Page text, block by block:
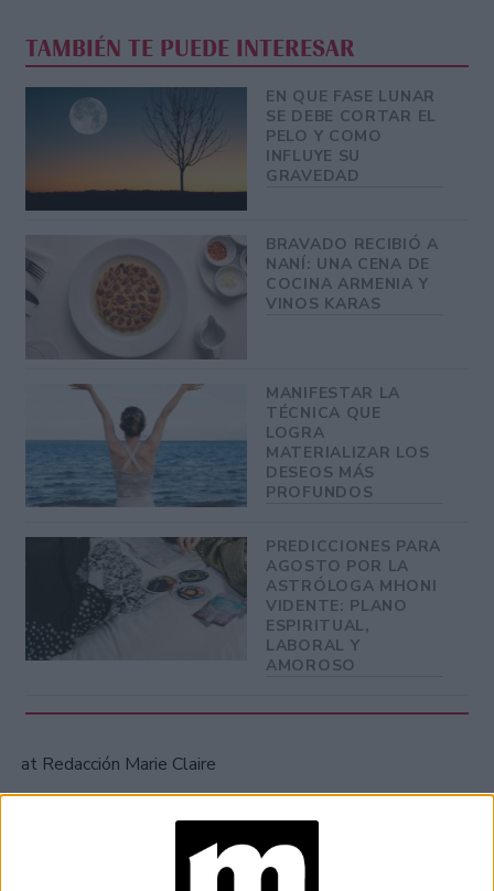
TAMBIÉN TE PUEDE INTERESAR
EN QUE FASE LUNAR
SE DEBE CORTAR EL
PELO Y COMO
INFLUYE SU
GRAVEDAD
BRAVADO RECIBIÓ A
NANÍ: UNA CENA DE
COCINA ARMENIA Y
VINOS KARAS
MANIFESTAR LA
TÉCNICA QUE
LOGRA
MATERIALIZAR LOS
DESEOS MÁS
PROFUNDOS
PREDICCIONES PARA
AGOSTO POR LA
ASTRÓLOGA MHONI
VIDENTE: PLANO
ESPIRITUAL,
LABORAL Y
AMOROSO
at Redacción Marie Claire